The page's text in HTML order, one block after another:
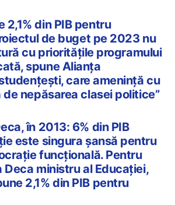
2,1% din PIB pentru
de buget pe 2023 nu
cu prioritățile programului
spune Alianța
care amenință cu
nepăsarea clasei politice”
în 2013: 6% din PIB
este singura șansă pentru
funcțională. Pentru
Deca ministru al Educației,
2,1% din PIB pentru